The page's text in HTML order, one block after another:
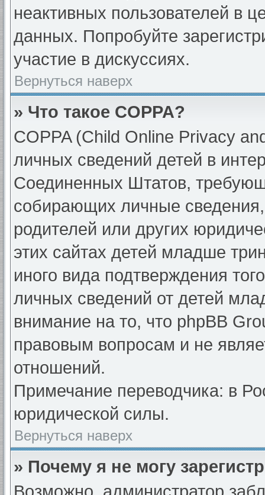
неактивных пользователей в
данных. Попробуйте
участие в дискуссиях.
Вернуться наверх
» Что такое COPPA?
COPPA (Child Online Privacy
личных сведений детей в
Соединенных Штатов,
собирающих личные
родителей или других
этих сайтах детей младше
иного вида подтверждения
личных сведений от детей
внимание на то, что phpBB
правовым вопросам и не
отношений.
Примечание переводчика: в
юридической силы.
Вернуться наверх
» Почему я не могу